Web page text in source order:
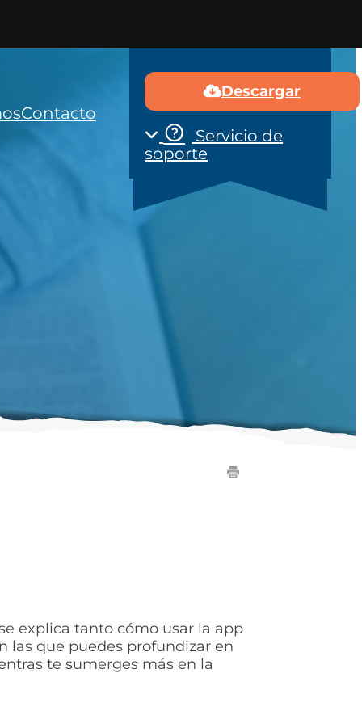
Contacto
Descargar
Servicio de
soporte
explica tanto cómo usar la app
las que puedes profundizar en
te sumerges más en la